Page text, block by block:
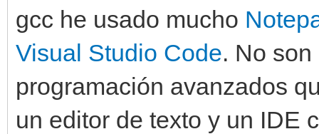
gcc he usado mucho
Visual Studio Code. No
programación avanzados
un editor de texto y un IDE